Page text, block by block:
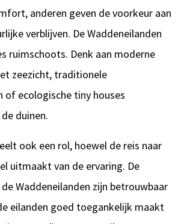
anderen geven de voorkeur aan
verblijven. De Waddeneilanden
ruimschoots. Denk aan moderne
zeezicht, traditionele
of ecologische tiny houses
duinen.
ook een rol, hoewel de reis naar
uitmaakt van de ervaring. De
Waddeneilanden zijn betrouwbaar
eilanden goed toegankelijk maakt